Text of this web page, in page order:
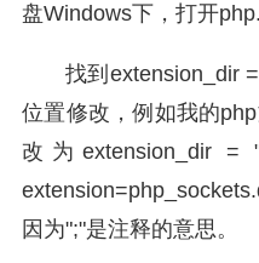
盘Windows下，打开
找到extension_dir
位置修改，例如我的
改为extension_dir =
因为";"是注释的意思。